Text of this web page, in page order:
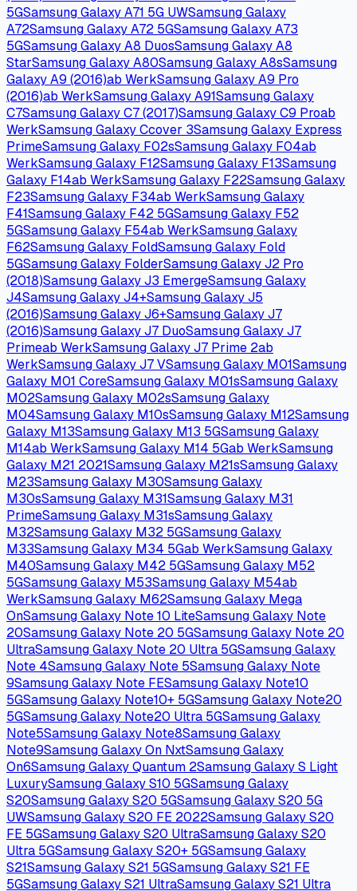
5GSamsung Galaxy A71 5G UWSamsung Galaxy
A72Samsung Galaxy A72 5GSamsung Galaxy A73
5GSamsung Galaxy A8 DuosSamsung Galaxy A8
StarSamsung Galaxy A80Samsung Galaxy A8sSamsung
Galaxy A9 (2016)ab WerkSamsung Galaxy A9 Pro
(2016)ab WerkSamsung Galaxy A91Samsung Galaxy
C7Samsung Galaxy C7 (2017)Samsung Galaxy C9 Proab
WerkSamsung Galaxy Ccover 3Samsung Galaxy Express
PrimeSamsung Galaxy F02sSamsung Galaxy F04ab
WerkSamsung Galaxy F12Samsung Galaxy F13Samsung
Galaxy F14ab WerkSamsung Galaxy F22Samsung Galaxy
F23Samsung Galaxy F34ab WerkSamsung Galaxy
F41Samsung Galaxy F42 5GSamsung Galaxy F52
5GSamsung Galaxy F54ab WerkSamsung Galaxy
F62Samsung Galaxy FoldSamsung Galaxy Fold
5GSamsung Galaxy FolderSamsung Galaxy J2 Pro
(2018)Samsung Galaxy J3 EmergeSamsung Galaxy
J4Samsung Galaxy J4+Samsung Galaxy J5
(2016)Samsung Galaxy J6+Samsung Galaxy J7
(2016)Samsung Galaxy J7 DuoSamsung Galaxy J7
Primeab WerkSamsung Galaxy J7 Prime 2ab
WerkSamsung Galaxy J7 VSamsung Galaxy M01Samsung
Galaxy M01 CoreSamsung Galaxy M01sSamsung Galaxy
M02Samsung Galaxy M02sSamsung Galaxy
M04Samsung Galaxy M10sSamsung Galaxy M12Samsung
Galaxy M13Samsung Galaxy M13 5GSamsung Galaxy
M14ab WerkSamsung Galaxy M14 5Gab WerkSamsung
Galaxy M21 2021Samsung Galaxy M21sSamsung Galaxy
M23Samsung Galaxy M30Samsung Galaxy
M30sSamsung Galaxy M31Samsung Galaxy M31
PrimeSamsung Galaxy M31sSamsung Galaxy
M32Samsung Galaxy M32 5GSamsung Galaxy
M33Samsung Galaxy M34 5Gab WerkSamsung Galaxy
M40Samsung Galaxy M42 5GSamsung Galaxy M52
5GSamsung Galaxy M53Samsung Galaxy M54ab
WerkSamsung Galaxy M62Samsung Galaxy Mega
OnSamsung Galaxy Note 10 LiteSamsung Galaxy Note
20Samsung Galaxy Note 20 5GSamsung Galaxy Note 20
UltraSamsung Galaxy Note 20 Ultra 5GSamsung Galaxy
Note 4Samsung Galaxy Note 5Samsung Galaxy Note
9Samsung Galaxy Note FESamsung Galaxy Note10
5GSamsung Galaxy Note10+ 5GSamsung Galaxy Note20
5GSamsung Galaxy Note20 Ultra 5GSamsung Galaxy
Note5Samsung Galaxy Note8Samsung Galaxy
Note9Samsung Galaxy On NxtSamsung Galaxy
On6Samsung Galaxy Quantum 2Samsung Galaxy S Light
LuxurySamsung Galaxy S10 5GSamsung Galaxy
S20Samsung Galaxy S20 5GSamsung Galaxy S20 5G
UWSamsung Galaxy S20 FE 2022Samsung Galaxy S20
FE 5GSamsung Galaxy S20 UltraSamsung Galaxy S20
Ultra 5GSamsung Galaxy S20+ 5GSamsung Galaxy
S21Samsung Galaxy S21 5GSamsung Galaxy S21 FE
5GSamsung Galaxy S21 UltraSamsung Galaxy S21 Ultra